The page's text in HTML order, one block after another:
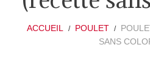
ACCUEIL POULET
SANS